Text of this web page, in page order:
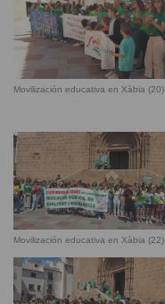
Movilización educativa en Xàbia (20)
Movilización educativa en Xàbia (22)